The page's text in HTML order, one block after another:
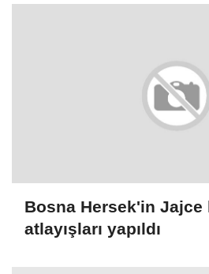
Bosna Hersek'in Jajce
atlayışları yapıldı